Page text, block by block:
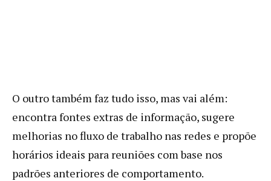
O outro também faz tudo isso, mas vai além:
encontra fontes extras de informação, sugere
melhorias no fluxo de trabalho nas redes e propõe
horários ideais para reuniões com base nos
padrões anteriores de comportamento.